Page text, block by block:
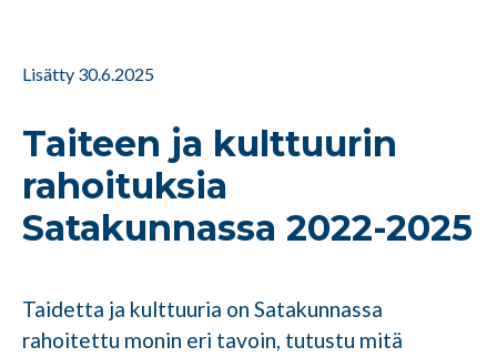
Lisätty 30.6.2025
Taiteen ja kulttuurin
rahoituksia
Satakunnassa 2022-2025
Taidetta ja kulttuuria on Satakunnassa
rahoitettu monin eri tavoin, tutustu mitä